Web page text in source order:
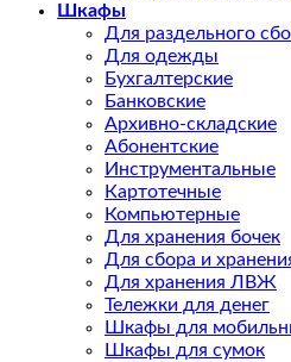
Шкафы
Для раздельного
Для одежды
Бухгалтерские
Банковские
Архивно-складские
Абонентские
Инструментальные
Картотечные
Компьютерные
Для хранения бочек
Для сбора и
Для хранения ЛВЖ
Тележки для денег
Шкафы для
Шкафы для сумок